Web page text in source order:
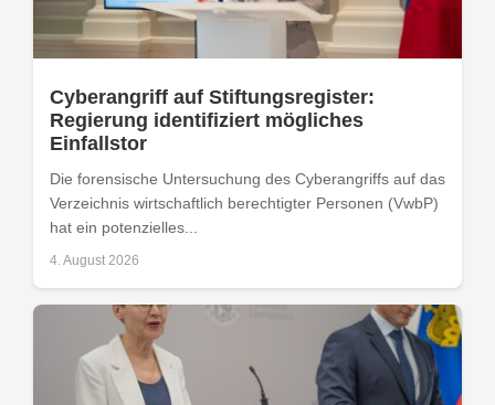
Cyberangriff auf Stiftungsregister:
Regierung identifiziert mögliches
Einfallstor
Die forensische Untersuchung des Cyberangriffs auf das
Verzeichnis wirtschaftlich berechtigter Personen (VwbP)
hat ein potenzielles...
4. August 2026